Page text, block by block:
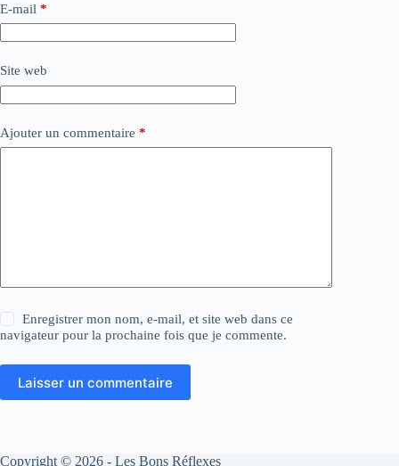
E-mail *
Site web
Ajouter un commentaire *
Enregistrer mon nom, e-mail, et site web dans ce
navigateur pour la prochaine fois que je commente.
Laisser un commentaire
Copyright © 2026 - Les Bons Réflexes